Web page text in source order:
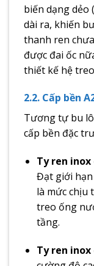
biến dạng dẻo
dài ra, khiến
thanh ren
được đai ốc
thiết kế hệ
2.2. Cấp bền
Tương tự bu
cấp bền đặc
Ty ren inox
Đạt giới hạn
là mức chịu
treo ống
tầng.
Ty ren inox